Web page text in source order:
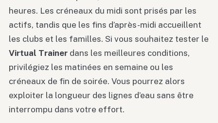
heures. Les créneaux du midi sont prisés par les
actifs, tandis que les fins d’après-midi accueillent
les clubs et les familles. Si vous souhaitez tester le
Virtual Trainer dans les meilleures conditions,
privilégiez les matinées en semaine ou les
créneaux de fin de soirée. Vous pourrez alors
exploiter la longueur des lignes d’eau sans être
interrompu dans votre effort.